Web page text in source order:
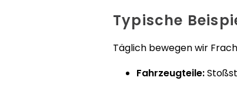
Typische
Täglich bewegen wir
Fahrzeugteile: